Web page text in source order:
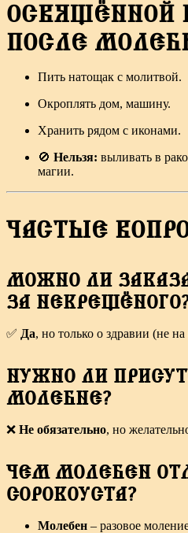
ОСВЯЩЁННОЙ
ПОСЛЕ
Пить натощак с молитвой.
Окроплять дом, машину.
Хранить рядом с иконами.
🚫 Нельзя: выливать в
магии.
ЧАСТЫЕ
МОЖНО ЛИ
ЗА
✅ Да, но только о здравии (не
НУЖНО ЛИ
МОЛЕБНЕ?
❌ Не обязательно, но
ЧЕМ МОЛЕБЕН
СОРОКОУСТА?
Молебен – разовое